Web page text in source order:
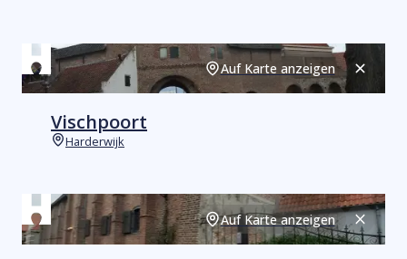
Auf Karte anzeigen
Vischpoort
Harderwijk
Auf Karte anzeigen